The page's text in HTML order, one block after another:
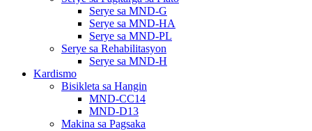
Serye sa MND-G
Serye sa MND-HA
Serye sa MND-PL
Serye sa Rehabilitasyon
Serye sa MND-H
Kardismo
Bisikleta sa Hangin
MND-CC14
MND-D13
Makina sa Pagsaka